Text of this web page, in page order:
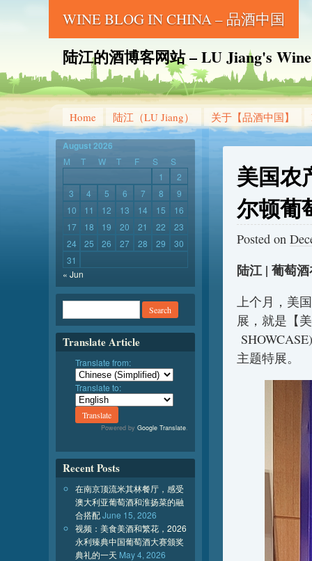
WINE BLOG IN CHINA – 品酒中国
陆江的酒博客网站 – LU Jiang's
Home 陆江（LU Jiang） 关于【品酒中国】
美国农
尔顿葡
Posted on
陆江 | 葡萄
上个月，美
展，就是【
主题特展。
August 2026
M T W T F S
S
1
2
3
4 5 6 7 8
9
10
11 12 13 14 15
16
17
18 19 20 21 22
23
24
25 26 27 28 29
30
31
« Jun
Translate Article
Translate from:
Translate to:
Powered by Google Translate.
Recent Posts
在南京顶流米其林餐厅，感受
澳大利亚葡萄酒和淮扬菜的融
合搭配June 15, 2026
视频：美食美酒和繁花，2026
永利臻典中国葡萄酒大赛颁奖
典礼的一天 May 4, 2026